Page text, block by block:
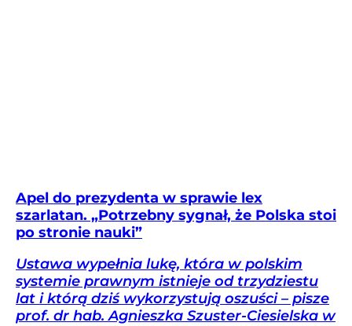
Apel do prezydenta w sprawie lex
szarlatan. „Potrzebny sygnał, że Polska stoi
po stronie nauki”
Ustawa wypełnia lukę, która w polskim
systemie prawnym istnieje od trzydziestu
lat i którą dziś wykorzystują oszuści – pisze
prof. dr hab. Agnieszka Szuster-Ciesielska w